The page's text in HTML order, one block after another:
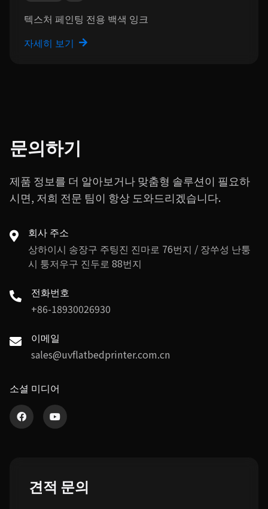
텍스처 페인팅 전용 백색 잉크
자세히 보기
문의하기
제품 정보를 더 알아보거나 맞춤형 솔루션이 필요하
시면, 저희 전문 팀이 항상 도와드리겠습니다.
회사 주소
상하이시 송장구 주팅진 진마로 76번지 / 장쑤성 난퉁
시 퉁저우구 진두로 88번지
전화번호
+86-18930026930
이메일
sales@uvflatbedprinter.com.cn
소셜 미디어
견적 문의